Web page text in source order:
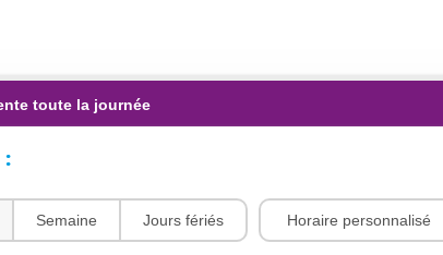
toute la journée
Semaine Jours fériés Horaire personnalisé